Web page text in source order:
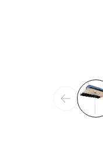
Précédent